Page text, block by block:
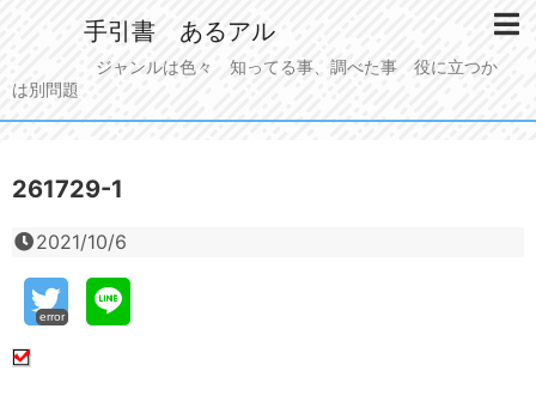
手引書 あるアル
ジャンルは色々 知ってる事、調べた事 役に立つか
は別問題
261729-1
2021/10/6
error